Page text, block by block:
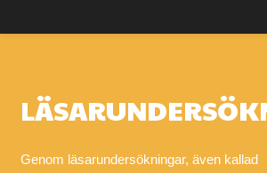
Genom läsarundersökningar, även kallad